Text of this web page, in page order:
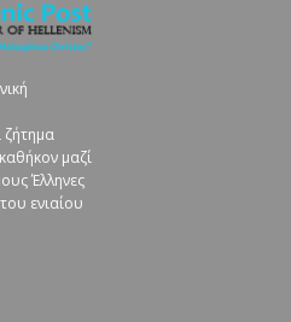
ζήτημα
μαζί
Έλληνες
ενιαίου